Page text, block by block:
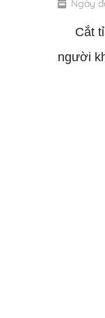
Ngày
Cắt tỉa
người